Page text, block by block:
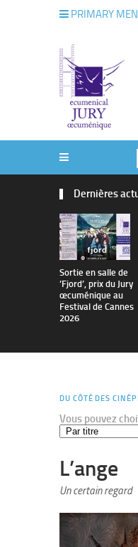
PRIMARY
Dernières
Sortie en salle de
’Fjord’, prix du Jury
œcuménique au
Festival de Cannes
2026
DU CÔTÉ DES
Vous pouvez
L’ange
Un certain regard